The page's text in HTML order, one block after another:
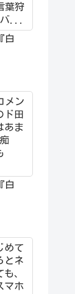
葉狩
バ...
白
メン
ド田
あま
白
めて
とネ
、
マホ